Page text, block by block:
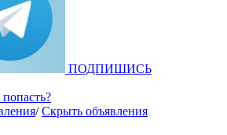
ПОДПИШИСЬ
/Скрыть объявления